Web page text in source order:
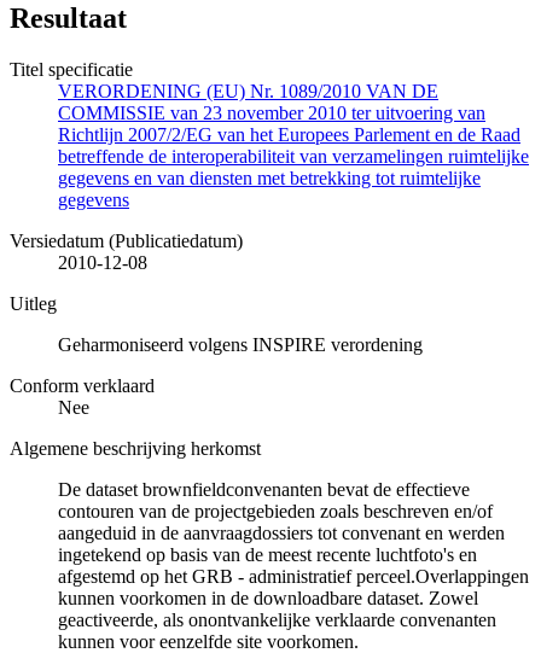
Resultaat
Titel specificatie
VERORDENING (EU) Nr. 1089/2010 VAN DE
COMMISSIE van 23 november 2010 ter uitvoering van
Richtlijn 2007/2/EG van het Europees Parlement en de Raad
betreffende de interoperabiliteit van verzamelingen ruimtelijke
gegevens en van diensten met betrekking tot ruimtelijke
gegevens
Versiedatum (Publicatiedatum)
2010-12-08
Uitleg
Geharmoniseerd volgens INSPIRE verordening
Conform verklaard
Nee
Algemene beschrijving herkomst
De dataset brownfieldconvenanten bevat de effectieve
contouren van de projectgebieden zoals beschreven en/of
aangeduid in de aanvraagdossiers tot convenant en werden
ingetekend op basis van de meest recente luchtfoto's en
afgestemd op het GRB - administratief perceel.Overlappingen
kunnen voorkomen in de downloadbare dataset. Zowel
geactiveerde, als onontvankelijke verklaarde convenanten
kunnen voor eenzelfde site voorkomen.